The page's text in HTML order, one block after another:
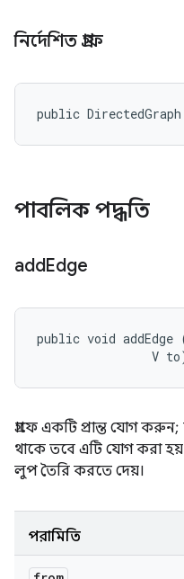
নির্দেশিত গ্রাফ
public
পাবলিক পদ্ধতি
addEdge
public void addEdge
V
গ্রাফে একটি প্রান্ত যোগ
থাকে তবে এটি যোগ করা
লুপ তৈরি করতে দেয়।
পরামিতি